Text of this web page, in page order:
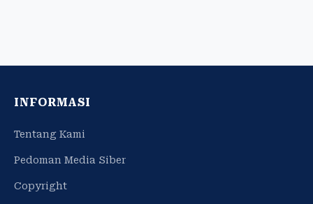
INFORMASI
Tentang Kami
Pedoman Media Siber
Copyright